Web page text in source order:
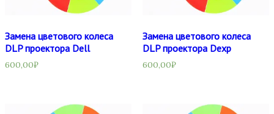
Замена цветового колеса
DLP проектора Dell
600,00₽
Замена цветового колеса
DLP проектора Dexp
600,00₽